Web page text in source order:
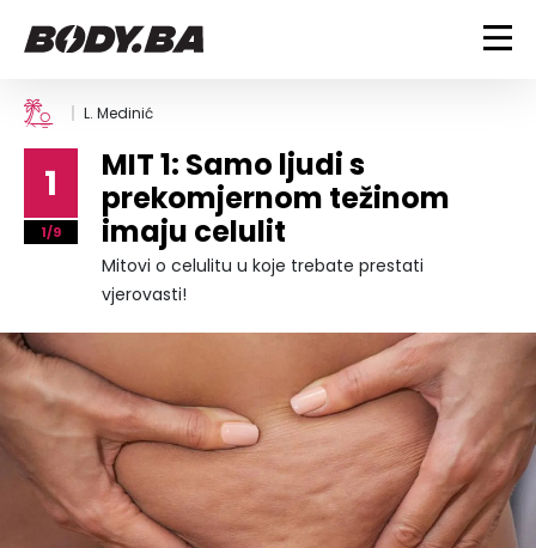
FITNESS
Vježbanje
Mršanje
Discipline
Indoor & Outdoor
BODYBUILDING
Trening i vježbe
Takmičarski bodybuilding
Savjeti
Ostalo
ISHRANA
Dijete
Nutricionizam
Recepti
Suplementi
Tablica kalorija
ZDRAVLJE
Um i tijelo
Povrede i bolesti
Lifestyle
Trudnice
LIFESTYLE
Bodybuilding
Fitness
Ishrana
Zdravlje
VODA
MAGAZIN
L. Medinić
1
1/9
MIT 1: Samo ljudi s
prekomjernom težinom
imaju celulit
Mitovi o celulitu u koje trebate prestati
vjerovasti!